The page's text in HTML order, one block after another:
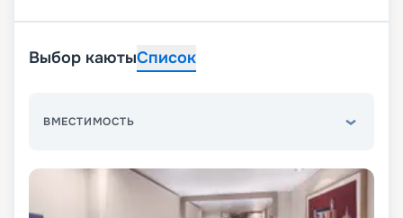
Выбор каютыСписок
ВМЕСТИМОСТЬ